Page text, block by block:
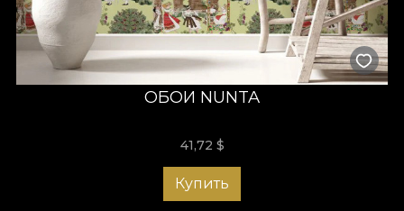
ОБОИ NUNTA
41,72 $
Купить